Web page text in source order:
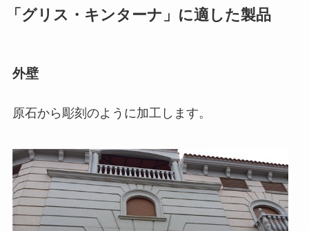
「グリス・キンターナ」に適した製品
外壁
原石から彫刻のように加工します。